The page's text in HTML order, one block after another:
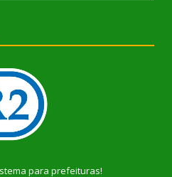
para prefeituras!